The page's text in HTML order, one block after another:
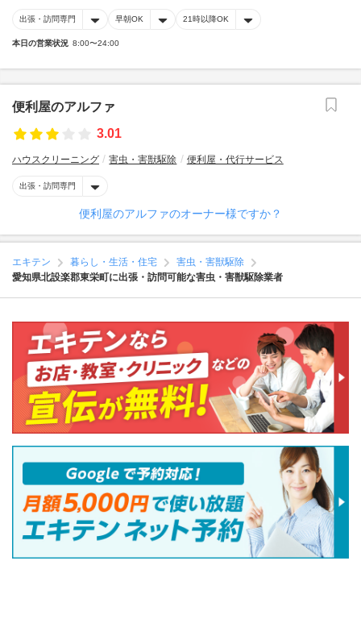
出張・訪問専門 早朝OK 21時以降OK
本日の営業状況 8:00〜24:00
便利屋のアルファ
3.01
ハウスクリーニング 害虫・害獣駆除 便利屋・代行サービス
出張・訪問専門
便利屋のアルファのオーナー様ですか？
エキテン 暮らし・生活・住宅
害虫・害獣駆除
愛知県北設楽郡東栄町に出張・訪問可能な害虫・害獣駆除業者